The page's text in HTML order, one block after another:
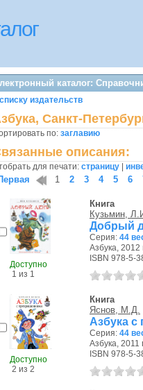
каталог:
издательств
Санкт-
по: заглавию
описания:
для печати: страницу
1 2 3 4 5 6
Доступно
1 из 1
Книга
Кузьмин,
Добрый
Серия: 44
Азбука, 2012
ISBN 978-5-
Доступно
2 из 2
Книга
Яснов, М.Д.
Азбука
Серия: 44
Азбука, 2011
ISBN 978-5-